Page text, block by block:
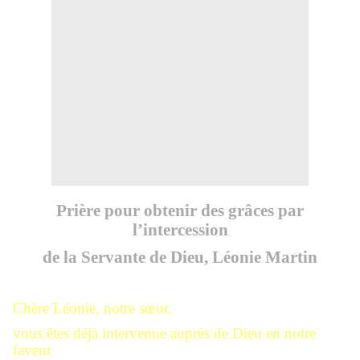
Prière pour obtenir des grâces par
l’intercession
de la Servante de Dieu, Léonie Martin
Chère Léonie, notre sœur,
vous êtes déjà intervenue auprès de Dieu en notre
faveur